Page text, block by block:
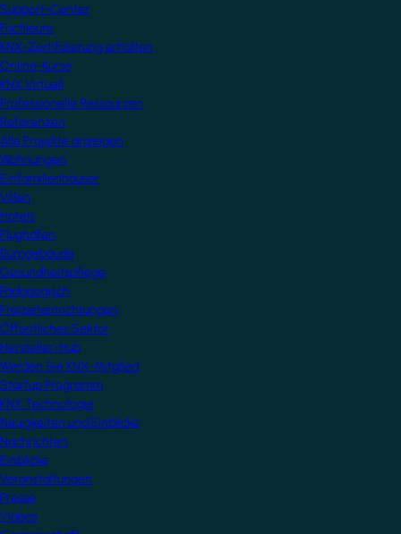
Support-Center
Fachleute
KNX-Zertifizierung erhalten
Online-Kurse
KNX Virtuell
Professionelle Ressourcen
Referenzen
Alle Projekte anzeigen
Wohnungen
Einfamilienhäuser
Villen
Hotels
Flughäfen
Bürogebäude
Gesundheitspflege
Pädagogisch
Freizeiteinrichtungen
Öffentliches Sektor
Hersteller-Hub
Werden Sie KNX-Mitglied
Startup Programm
KNX Technologie
Neuigkeiten und Einblicke
Nachrichten
Einblicke
Veranstaltungen
Presse
Videos